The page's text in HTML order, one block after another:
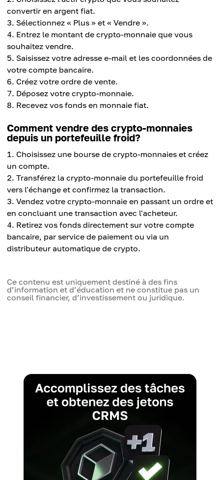
convertir en argent fiat.
Sélectionnez « Plus » et « Vendre ».
Entrez le montant de crypto-monnaie que vous
souhaitez vendre.
Saisissez votre adresse e-mail et les coordonnées de
votre compte bancaire.
Créez votre ordre de vente.
Déposez votre crypto-monnaie.
Recevez vos fonds en monnaie fiat.
Comment vendre des crypto-monnaies
depuis un portefeuille froid?
Choisissez une bourse de crypto-monnaies et créez
un compte.
Transférez la crypto-monnaie du portefeuille froid
vers l'échange et confirmez la transaction.
Vendez votre crypto-monnaie en passant un ordre et
en concluant une transaction avec l'acheteur.
Retirez vos fonds directement sur votre compte
bancaire, par service de paiement ou via un
distributeur automatique de crypto.
Ce contenu est uniquement destiné à des fins
d’information et d’éducation et ne constitue pas un
conseil financier, d’investissement ou juridique.